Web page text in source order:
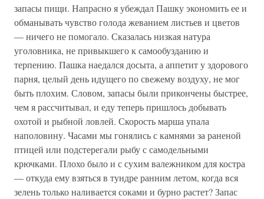
запасы пищи. Напрасно я убеждал Пашку экономить ее и
обманывать чувство голода жеванием листьев и цветов
— ничего не помогало. Сказалась низкая натура
уголовника, не привыкшего к самообузданию и
терпению. Пашка наедался досыта, а аппетит у здорового
парня, целый день идущего по свежему воздуху, не мог
быть плохим. Словом, запасы были прикончены быстрее,
чем я рассчитывал, и еду теперь пришлось добывать
охотой и рыбной ловлей. Скорость марша упала
наполовину. Часами мы гонялись с камнями за раненой
птицей или подстерегали рыбу с самодельными
крючками. Плохо было и с сухим валежником для костра
— откуда ему взяться в тундре ранним летом, когда вся
зелень только наливается соками и бурно растет? Запас